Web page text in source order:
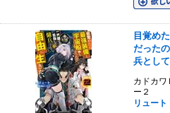
目覚め
だった
兵とし
カドカ
ー２
リュート